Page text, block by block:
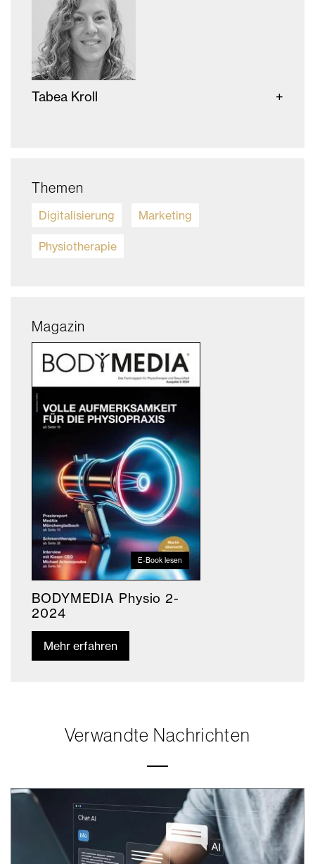
Tabea Kroll
Themen
Digitalisierung Marketing
Physiotherapie
Magazin
E-Book lesen
BODYMEDIA Physio 2-
2024
Mehr erfahren
Verwandte Nachrichten